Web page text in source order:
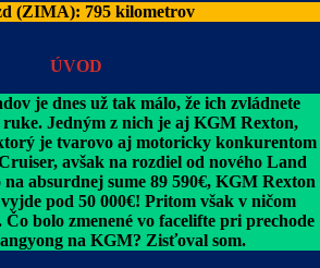
(ZIMA): 795 kilometrov
ÚVOD
je dnes už tak málo, že ich zvládnete
Jedným z nich je aj KGM Rexton,
je tvarovo aj motoricky konkurentom
avšak na rozdiel od nového Land
absurdnej sume 89 590€, KGM Rexton
pod 50 000€! Pritom však v ničom
Čo bolo zmenené vo facelifte pri prechode
na KGM? Zisťoval som.